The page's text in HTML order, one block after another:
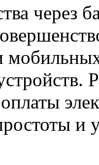
через
и